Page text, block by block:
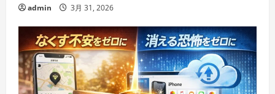
admin 3月 31, 2026